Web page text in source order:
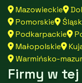
Mazowieckie
Pomorskie
Podkarpackie
Małopolskie
Warmińsko-
Firmy w